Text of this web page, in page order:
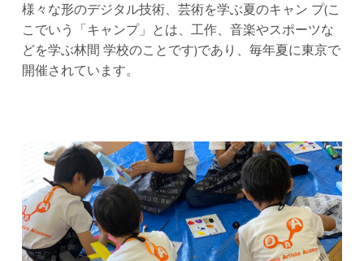
様々な形のデジタル技術、芸術を学ぶ夏のキャン プ(こ
こでいう「キャンプ」とは、工作、音楽やスポーツな
どを学ぶ林間 学校のことです)であり、毎年夏に東京で
開催されています。